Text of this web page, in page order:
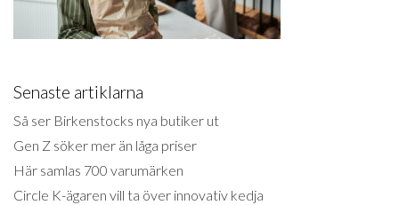
Senaste artiklarna
Så ser Birkenstocks nya butiker ut
Gen Z söker mer än låga priser
Här samlas 700 varumärken
Circle K-ägaren vill ta över innovativ kedja